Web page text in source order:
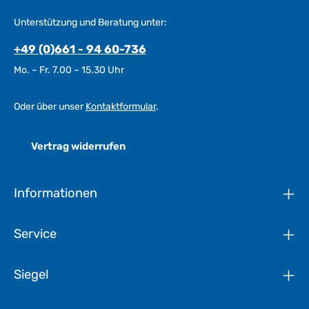
Unterstützung und Beratung unter:
+49 (0)661 - 94 60-736
Mo. – Fr. 7.00 – 15.30 Uhr
Oder über unserKontaktformular.
Vertrag widerrufen
Informationen
Service
Siegel